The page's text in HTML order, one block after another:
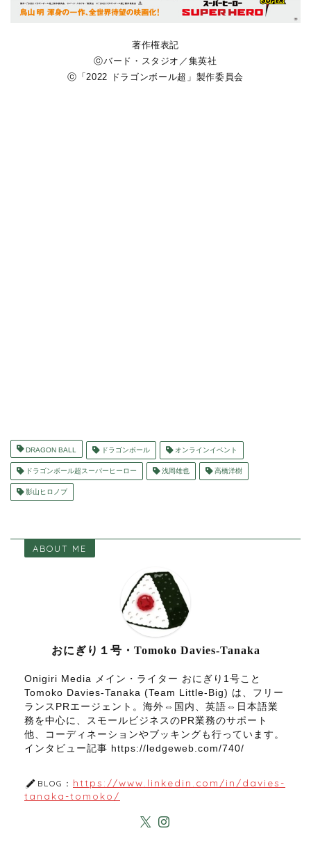
著作権表記
ⓒバード・スタジオ／集英社
ⓒ「2022 ドラゴンボール超」製作委員会
DRAGON BALL ドラゴンボール オンラインイベント
ドラゴンボール超スーパーヒーロー 浅岡雄也 高橋洋樹
影山ヒロノブ
ABOUT ME
おにぎり１号・Tomoko Davies-Tanaka
Onigiri Media メイン・ライター おにぎり1号こと
Tomoko Davies-Tanaka (Team Little-Big) は、フリー
ランスPRエージェント。海外⇔国内、英語⇔日本語業
務を中心に、スモールビジネスのPR業務のサポート
他、コーディネーションやブッキングも行っています。
インタビュー記事 https://ledgeweb.com/740/
BLOG： https://www.linkedin.com/in/davies-
tanaka-tomoko/